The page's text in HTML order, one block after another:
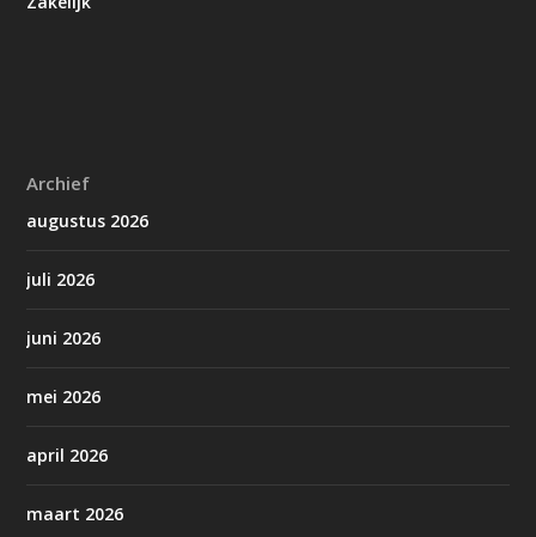
Archief
augustus 2026
juli 2026
juni 2026
mei 2026
april 2026
maart 2026